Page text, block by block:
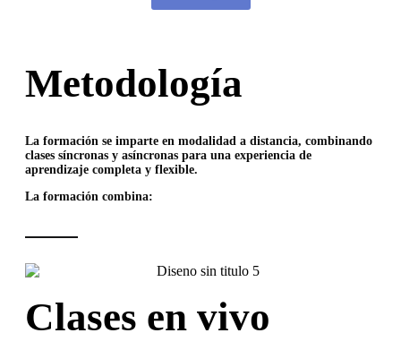
Metodología
La formación se imparte en modalidad a distancia, combinando
clases síncronas y asíncronas para una experiencia de
aprendizaje completa y flexible.
La formación combina:
Clases en vivo